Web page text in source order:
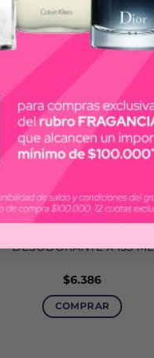
REXONA
DESODORANTE X 153 ML
$6.386
COMPRAR